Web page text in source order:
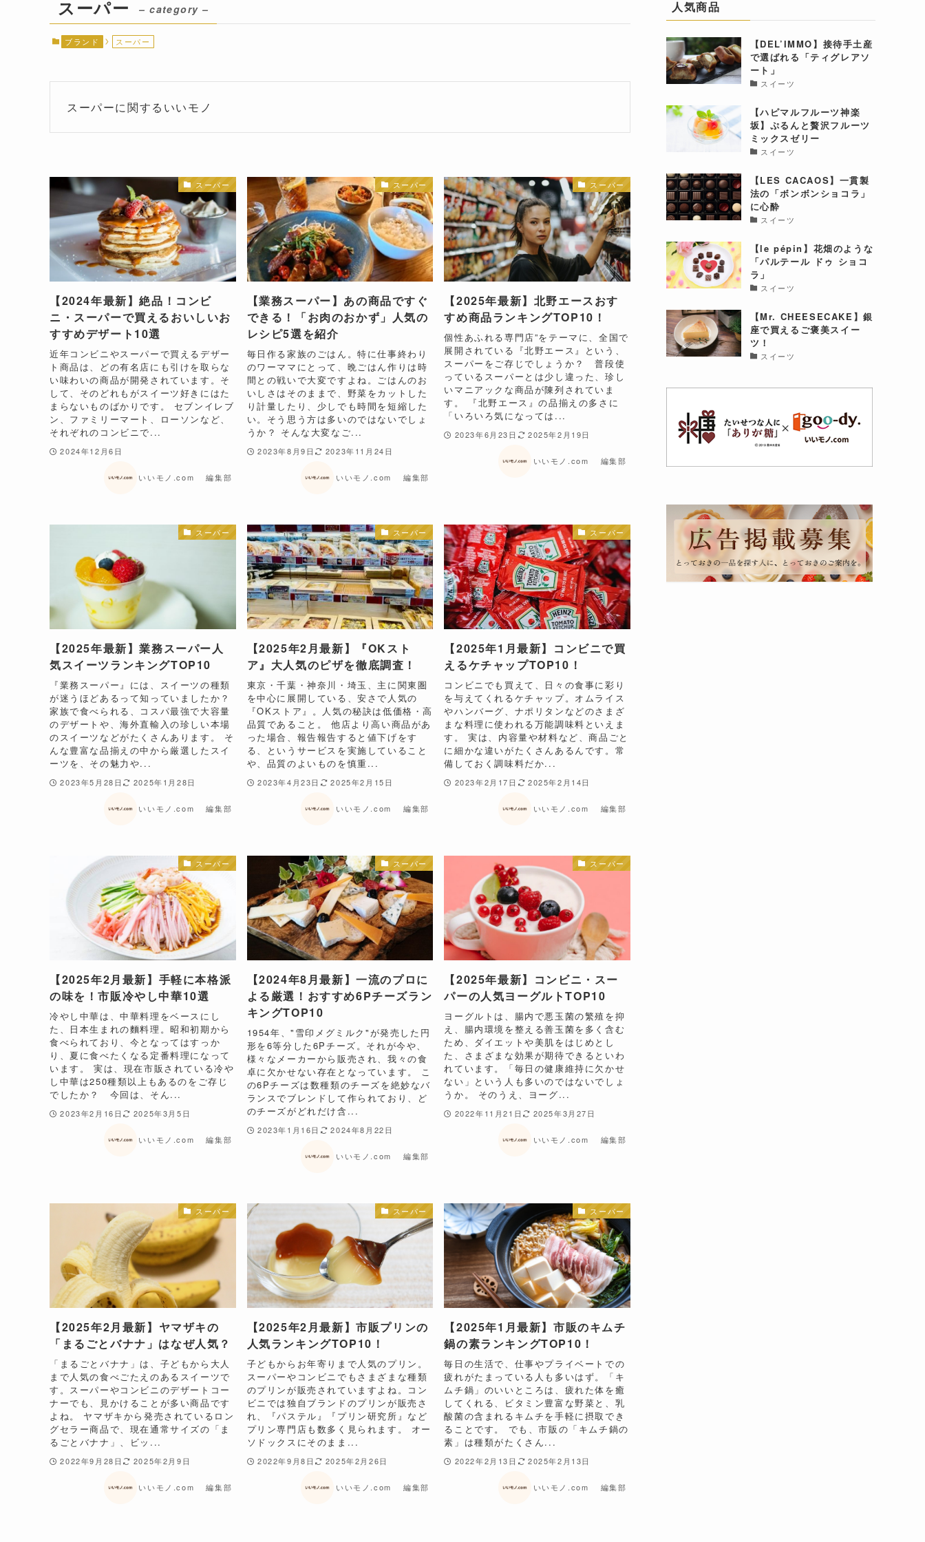
スーパー – category –
ブランド スーパー
スーパーに関するいいモノ
スーパー
【2024年最新】絶品！コンビ
ニ・スーパーで買えるおいしいお
すすめデザート10選
近年コンビニやスーパーで買えるデザー
ト商品は、どの有名店にも引けを取らな
い味わいの商品が開発されています。そ
して、そのどれもがスイーツ好きにはた
まらないものばかりです。 セブンイレブ
ン、ファミリーマート、ローソンなど、
それぞれのコンビニで...
2024年12月6日
いいモノ.com 編集部
スーパー
【業務スーパー】あの商品ですぐ
できる！「お肉のおかず」人気の
レシピ5選を紹介
毎日作る家族のごはん。特に仕事終わり
のワーママにとって、晩ごはん作りは時
間との戦いで大変ですよね。ごはんのお
いしさはそのままで、野菜をカットした
り計量したり、少しでも時間を短縮した
い。そう思う方は多いのではないでしょ
うか？ そんな大変なご...
2023年8月9日 2023年11月24日
いいモノ.com 編集部
スーパー
【2025年最新】北野エースおす
すめ商品ランキングTOP10！
個性あふれる専門店”をテーマに、全国で
展開されている『北野エース』という、
スーパーをご存じでしょうか？ 普段使
っているスーパーとは少し違った、珍し
いマニアックな商品が陳列されていま
す。 『北野エース』の品揃えの多さに
「いろいろ気になっては...
2023年6月23日 2025年2月19日
いいモノ.com 編集部
スーパー
【2025年最新】業務スーパー人
気スイーツランキングTOP10
『業務スーパー』には、スイーツの種類
が迷うほどあるって知っていましたか？
家族で食べられる、コスパ最強で大容量
のデザートや、海外直輸入の珍しい本場
のスイーツなどがたくさんあります。 そ
んな豊富な品揃えの中から厳選したスイ
ーツを、その魅力や...
2023年5月28日 2025年1月28日
いいモノ.com 編集部
スーパー
【2025年2月最新】『OKスト
ア』大人気のピザを徹底調査！
東京・千葉・神奈川・埼玉、主に関東圏
を中心に展開している、安さで人気の
『OKストア』。人気の秘訣は低価格・高
品質であること。 他店より高い商品があ
った場合、報告報告すると値下げをす
る、というサービスを実施していること
や、品質のよいものを慎重...
2023年4月23日 2025年2月15日
いいモノ.com 編集部
スーパー
【2025年1月最新】コンビニで買
えるケチャップTOP10！
コンビニでも買えて、日々の食事に彩り
を与えてくれるケチャップ。オムライス
やハンバーグ、ナポリタンなどのさまざ
まな料理に使われる万能調味料といえま
す。 実は、内容量や材料など、商品ごと
に細かな違いがたくさんあるんです。常
備しておく調味料だか...
2023年2月17日 2025年2月14日
いいモノ.com 編集部
スーパー
【2025年2月最新】手軽に本格派
の味を！市販冷やし中華10選
冷やし中華は、中華料理をベースにし
た、日本生まれの麵料理。昭和初期から
食べられており、今となってはすっか
り、夏に食べたくなる定番料理になって
います。 実は、現在市販されている冷や
し中華は250種類以上もあるのをご存じ
でしたか？ 今回は、そん...
2023年2月16日 2025年3月5日
いいモノ.com 編集部
スーパー
【2024年8月最新】一流のプロに
よる厳選！おすすめ6Pチーズラン
キングTOP10
1954年、"雪印メグミルク"が発売した円
形を6等分した6Pチーズ。それが今や、
様々なメーカーから販売され、我々の食
卓に欠かせない存在となっています。 こ
の6Pチーズは数種類のチーズを絶妙なバ
ランスでブレンドして作られており、ど
のチーズがどれだけ含...
2023年1月16日 2024年8月22日
いいモノ.com 編集部
スーパー
【2025年最新】コンビニ・スー
パーの人気ヨーグルトTOP10
ヨーグルトは、腸内で悪玉菌の繁殖を抑
え、腸内環境を整える善玉菌を多く含む
ため、ダイエットや美肌をはじめとし
た、さまざまな効果が期待できるといわ
れています。「毎日の健康維持に欠かせ
ない」という人も多いのではないでしょ
うか。 そのうえ、ヨーグ...
2022年11月21日 2025年3月27日
いいモノ.com 編集部
スーパー
【2025年2月最新】ヤマザキの
「まるごとバナナ」はなぜ人気？
「まるごとバナナ」は、子どもから大人
まで人気の食べごたえのあるスイーツで
す。スーパーやコンビニのデザートコー
ナーでも、見かけることが多い商品です
よね。 ヤマザキから発売されているロン
グセラー商品で、現在通常サイズの「ま
るごとバナナ」、ビッ...
2022年9月28日 2025年2月9日
いいモノ.com 編集部
スーパー
【2025年2月最新】市販プリンの
人気ランキングTOP10！
子どもからお年寄りまで人気のプリン。
スーパーやコンビニでもさまざまな種類
のプリンが販売されていますよね。コン
ビニでは独自ブランドのプリンが販売さ
れ、『パステル』『プリン研究所』など
プリン専門店も数多く見られます。 オー
ソドックスにそのまま...
2022年9月8日 2025年2月26日
いいモノ.com 編集部
スーパー
【2025年1月最新】市販のキムチ
鍋の素ランキングTOP10！
毎日の生活で、仕事やプライベートでの
疲れがたまっている人も多いはず。「キ
ムチ鍋」のいいところは、疲れた体を癒
してくれる、ビタミン豊富な野菜と、乳
酸菌の含まれるキムチを手軽に摂取でき
ることです。 でも、市販の「キムチ鍋の
素」は種類がたくさん...
2022年2月13日 2025年2月13日
いいモノ.com 編集部
人気商品
【DEL’IMMO】接待手土産
で選ばれる「ティグレアソ
ート」
スイーツ
【ハピマルフルーツ神楽
坂】ぷるんと贅沢フルーツ
ミックスゼリー
スイーツ
【LES CACAOS】一貫製
法の「ボンボンショコラ」
に心酔
スイーツ
【le pépin】花畑のような
「パルテール ドゥ ショコ
ラ」
スイーツ
【Mr. CHEESECAKE】銀
座で買えるご褒美スイー
ツ！
スイーツ